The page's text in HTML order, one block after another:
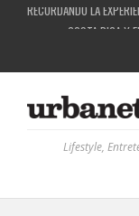
COSTA RICA Y
RUTAS NATURBANAS:
LA HISTORIA DETRÁS
Lifestyle,